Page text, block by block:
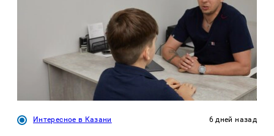
Интересное в Казани 6 дней назад